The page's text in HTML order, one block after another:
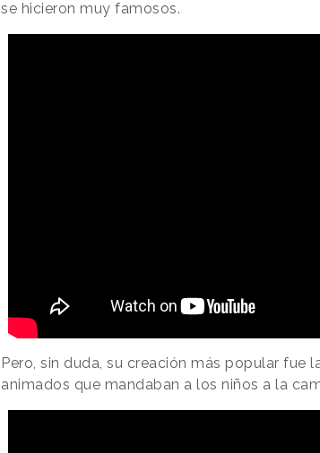
se hicieron muy famosos.
Pero, sin duda, su creación más popular fue
animados que mandaban a los niños a la